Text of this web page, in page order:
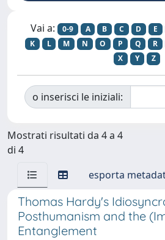
Vai a: 0-9 A B C D E
K
L M N O P Q R
X
Y Z
o inserisci le iniziali:
Mostrati risultati da 4 a 4
di 4
esporta
Thomas Hardy's
Posthumanism and the
Entanglement